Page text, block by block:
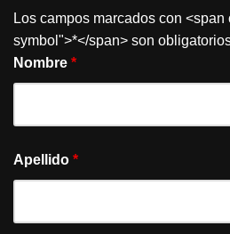
Los campos marcados con
symbol">*</span> son
Nombre *
Apellido *